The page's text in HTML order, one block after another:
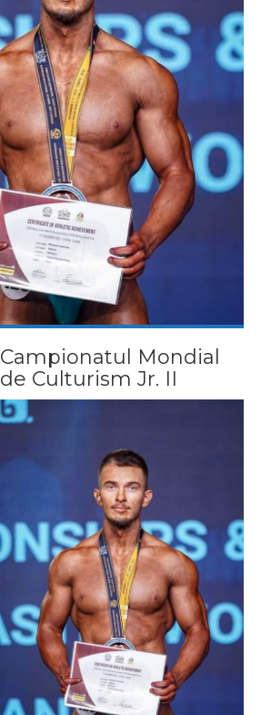
Campionatul Mondial
de Culturism Jr. II